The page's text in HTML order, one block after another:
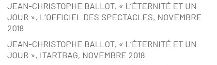
JEAN-CHRISTOPHE BALLOT, « L’ÉTERNITÉ ET UN
JOUR », L’OFFICIEL DES SPECTACLES, NOVEMBRE
2018
JEAN-CHRISTOPHE BALLOT, « L’ÉTERNITÉ ET UN
JOUR », ITARTBAG, NOVEMBRE 2018